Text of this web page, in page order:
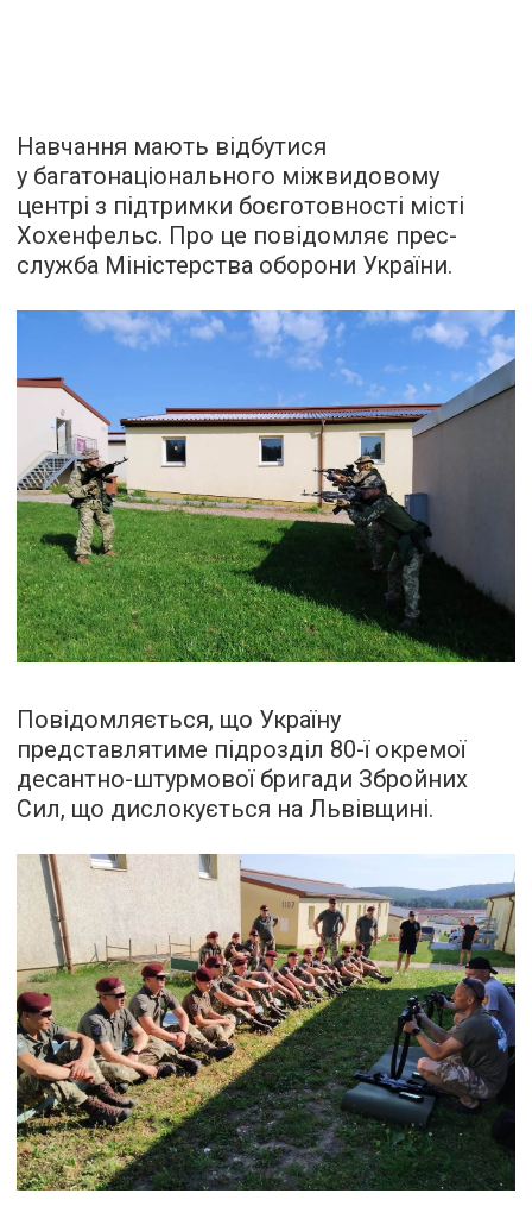
Навчання мають відбутися
у багатонаціонального міжвидовому
центрі з підтримки боєготовності місті
Хохенфельс. Про це повідомляє прес-
служба Міністерства оборони України.
Повідомляється, що Україну
представлятиме підрозділ 80-ї окремої
десантно-штурмової бригади Збройних
Сил, що дислокується на Львівщині.